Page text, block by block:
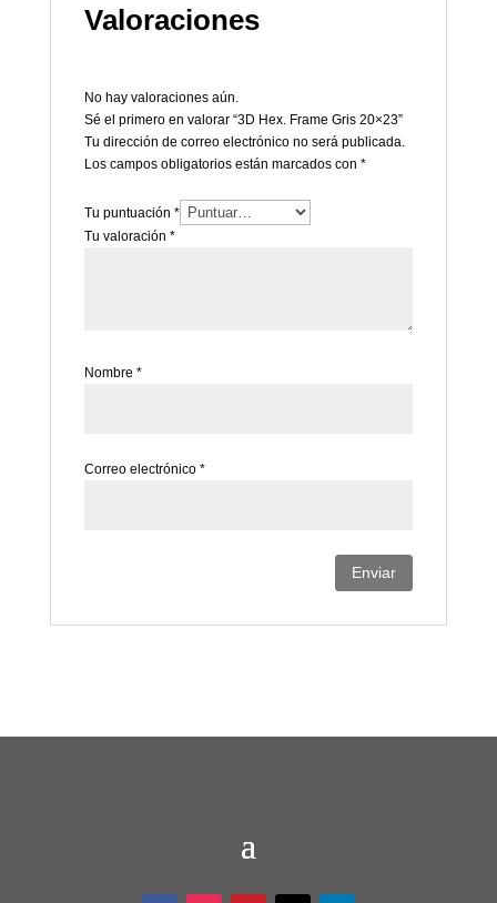
Valoraciones
No hay valoraciones aún.
Sé el primero en valorar “3D Hex. Frame Gris 20×23”
Tu dirección de correo electrónico no será publicada.
Los campos obligatorios están marcados con *
Tu puntuación *
Tu valoración *
Nombre *
Correo electrónico *